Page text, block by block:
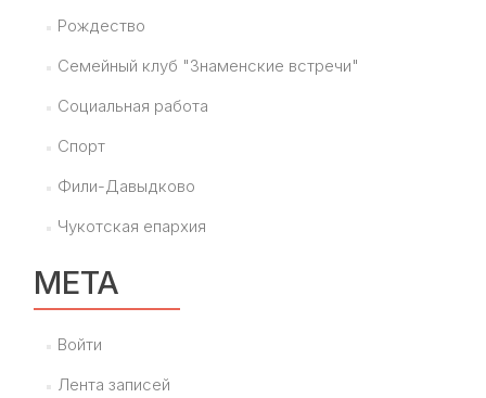
Рождество
Семейный клуб "Знаменские встречи"
Социальная работа
Спорт
Фили-Давыдково
Чукотская епархия
МЕТА
Войти
Лента записей